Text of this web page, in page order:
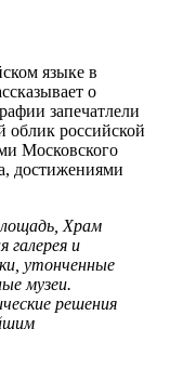
языке в
о
запечатлели
российской
Московского
достижениями
Храм
галерея и
утонченные
музеи.
решения